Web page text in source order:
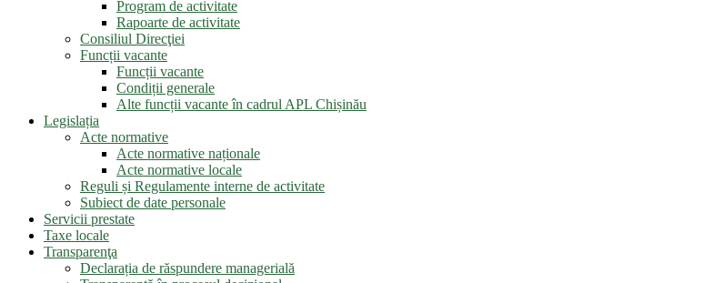
Program de activitate
Rapoarte de activitate
Consiliul Direcţiei
Funcții vacante
Funcții vacante
Condiții generale
Alte funcții vacante în cadrul APL Chișinău
Legislația
Acte normative
Acte normative naționale
Acte normative locale
Reguli și Regulamente interne de activitate
Subiect de date personale
Servicii prestate
Taxe locale
Transparenţa
Declarația de răspundere managerială